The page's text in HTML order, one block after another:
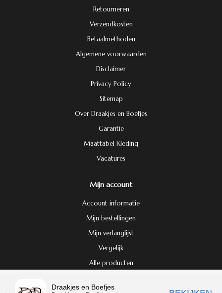
Retourneren
Verzendkosten
Betaalmethoden
Algemene voorwaarden
Disclaimer
Privacy Policy
Sitemap
Over Draakjes en Boefjes
Garantie
Maattabel Kleding
Vacatures
Mijn account
Account informatie
Mijn bestellingen
Mijn verlanglijst
Vergelijk
Alle producten
© Copyright 2026 Draakjes en Boefjes
Draakjes en Boefjes